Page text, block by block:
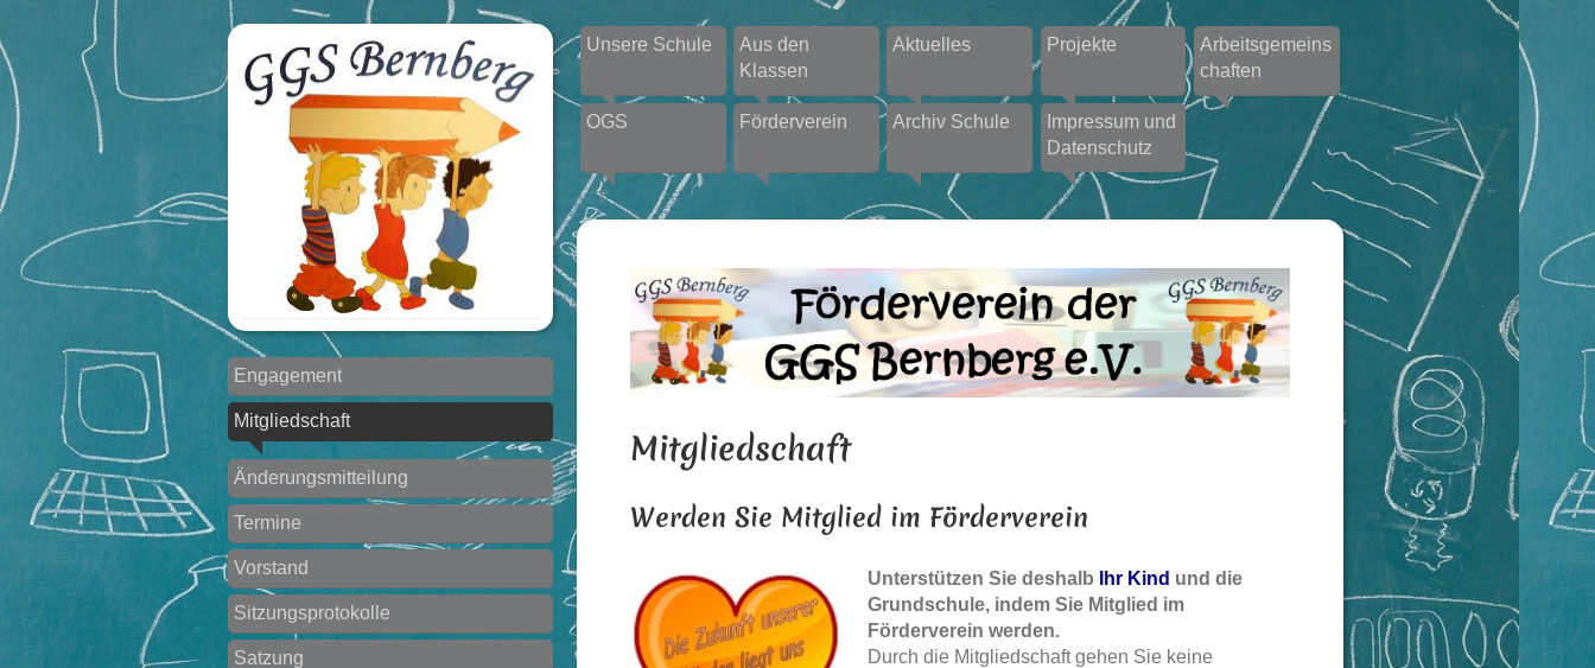
Engagement
Mitgliedschaft
Änderungsmitteilung
Termine
Vorstand
Sitzungsprotokolle
Satzung
Unsere Schule
Aus den
Klassen
Aktuelles Projekte
Arbeitsgemeins
chaften
OGS Förderverein Archiv Schule
Impressum und
Datenschutz
Mitgliedschaft
Werden Sie Mitglied im Förderverein
Unterstützen Sie deshalb Ihr Kind und die
Grundschule, indem Sie Mitglied im
Förderverein werden.
Durch die Mitgliedschaft gehen Sie keine